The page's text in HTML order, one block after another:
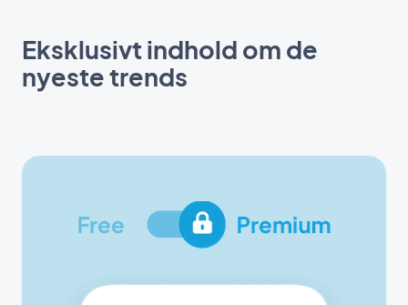
Eksklusivt indhold om de
nyeste trends